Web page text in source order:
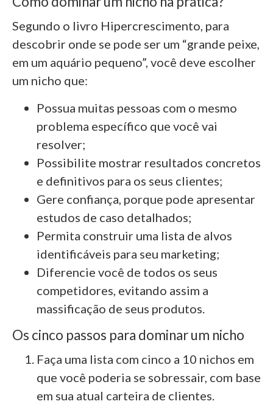
Segundo o livro Hipercrescimento, para
descobrir onde se pode ser um “grande peixe,
em um aquário pequeno”, você deve escolher
um nicho que:
Possua muitas pessoas com o mesmo
problema específico que você vai
resolver;
Possibilite mostrar resultados concretos
e definitivos para os seus clientes;
Gere confiança, porque pode apresentar
estudos de caso detalhados;
Permita construir uma lista de alvos
identificáveis para seu marketing;
Diferencie você de todos os seus
competidores, evitando assim a
massificação de seus produtos.
Os cinco passos para dominar um nicho
Faça uma lista com cinco a 10 nichos em
que você poderia se sobressair, com base
em sua atual carteira de clientes.